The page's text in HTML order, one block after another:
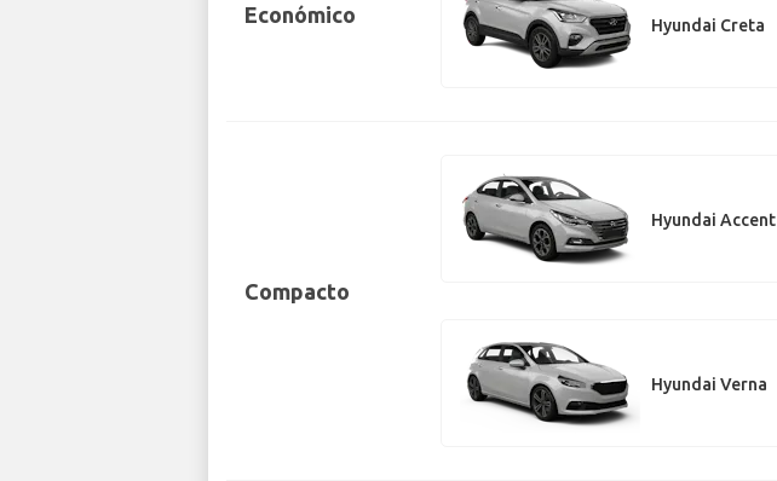
Económico Hyundai Creta
Compacto
Hyundai Accent
Hyundai Verna